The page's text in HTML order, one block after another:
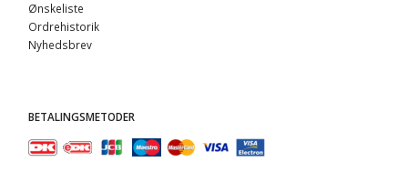
Ønskeliste
Ordrehistorik
Nyhedsbrev
BETALINGSMETODER